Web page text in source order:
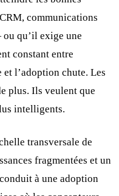
communications
qu’il exige une
constant entre
l’adoption chute. Les
plus. Ils veulent que
intelligents.
transversale de
fragmentées et un
à une adoption